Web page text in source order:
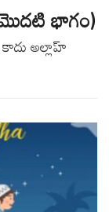
భాగం)
కాదు అల్లాహ్